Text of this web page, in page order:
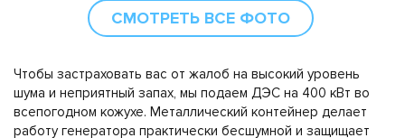
СМОТРЕТЬ ВСЕ ФОТО
Чтобы застраховать вас от жалоб на высокий уровень
шума и неприятный запах, мы подаем ДЭС на 400 кВт во
всепогодном кожухе. Металлический контейнер делает
работу генератора практически бесшумной и защищает